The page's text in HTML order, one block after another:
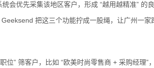
会优先采集该地区客户，形成 “越用越精准” 的良
把这三个功能拧成一股绳，让广州一家
位” 筛客户，比如 “欧美时尚零售商 + 采购经理”